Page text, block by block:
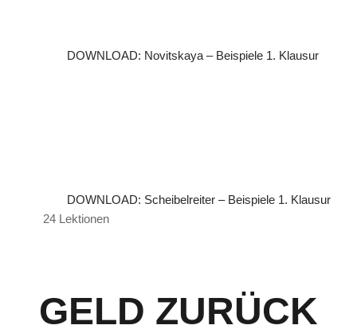
DOWNLOAD: Novitskaya – Beispiele 1. Klausur
DOWNLOAD: Scheibelreiter – Beispiele 1. Klausur
24 Lektionen
GELD ZURÜCK